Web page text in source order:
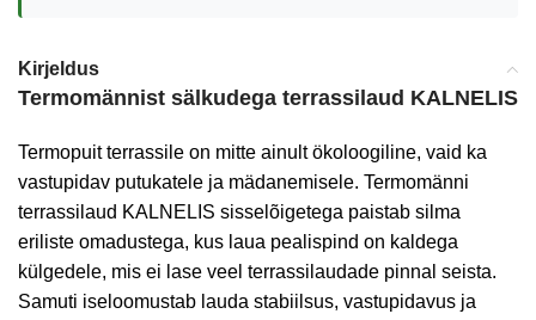
Kirjeldus
Termomännist sälkudega terrassilaud KALNELIS
Termopuit terrassile on mitte ainult ökoloogiline, vaid ka
vastupidav putukatele ja mädanemisele. Termomänni
terrassilaud KALNELIS sisselõigetega paistab silma
eriliste omadustega, kus laua pealispind on kaldega
külgedele, mis ei lase veel terrassilaudade pinnal seista.
Samuti iseloomustab lauda stabiilsus, vastupidavus ja